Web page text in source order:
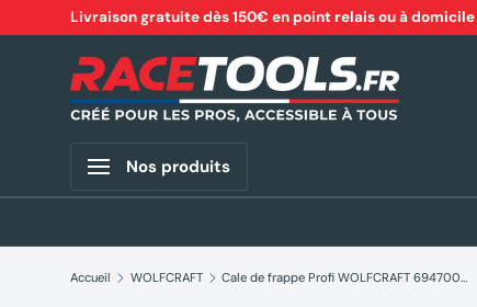
Aller au contenu
Livraison gratuite dès 150€ en point relais ou à domicile
Nos produits
Accueil WOLFCRAFT Cale de frappe Profi WOLFCRAFT 6947000